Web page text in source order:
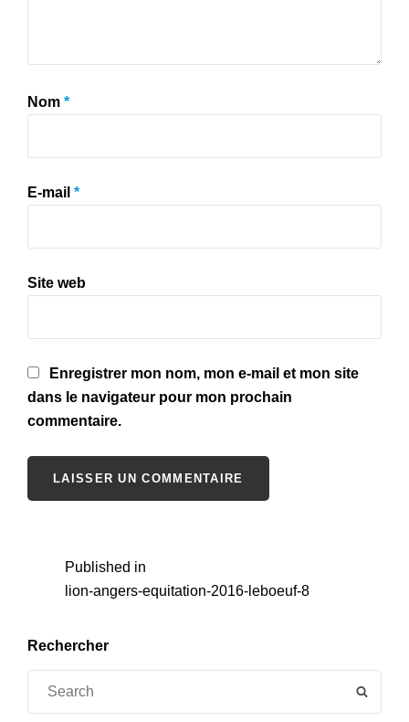
Nom *
E-mail *
Site web
Enregistrer mon nom, mon e-mail et mon site
dans le navigateur pour mon prochain
commentaire.
Navigation
l’article
Published in
lion-angers-equitation-2016-leboeuf-8
Rechercher